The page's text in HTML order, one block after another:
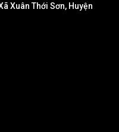
Xuân Thới Sơn, Huyện